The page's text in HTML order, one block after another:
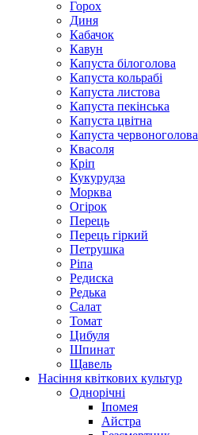
Горох
Диня
Кабачок
Кавун
Капуста білоголова
Капуста кольрабі
Капуста листова
Капуста пекінська
Капуста цвітна
Капуста червоноголова
Квасоля
Кріп
Кукурудза
Морква
Огірок
Перець
Перець гіркий
Петрушка
Ріпа
Редиска
Редька
Салат
Томат
Цибуля
Шпинат
Щавель
Насіння квіткових культур
Однорічні
Іпомея
Айстра